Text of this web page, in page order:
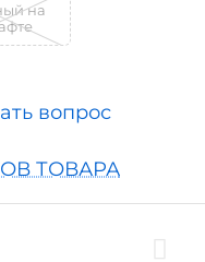
на
вопрос
ТОВАРА